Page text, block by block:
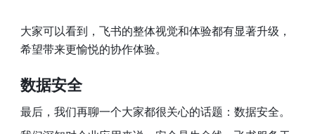
大家可以看到，飞书的整体视觉和体验都有显著升级，
希望带来更愉悦的协作体验。
数据安全
最后，我们再聊一个大家都很关心的话题：数据安全。